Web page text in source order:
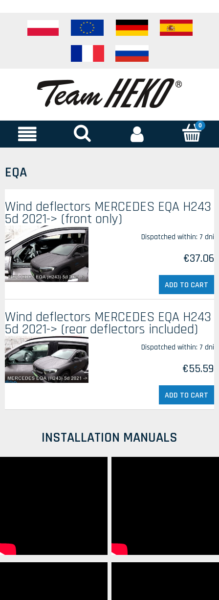
EQA
Wind deflectors MERCEDES EQA H243
5d 2021-> (front only)
Dispatched within: 7 dni
€37.06
ADD TO CART
Wind deflectors MERCEDES EQA H243
5d 2021-> (rear deflectors included)
Dispatched within: 7 dni
€55.59
ADD TO CART
INSTALLATION MANUALS